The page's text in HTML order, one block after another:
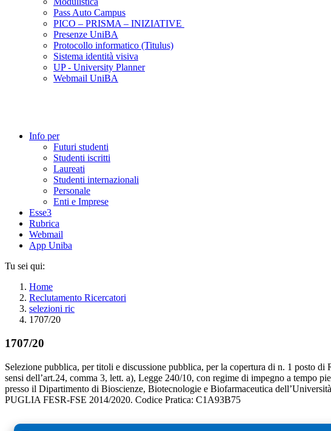
Pass Auto Campus
PICO – PRISMA – INIZIATIVE
Presenze UniBA
Protocollo informatico (Titulus)
Sistema identità visiva
UP - University Planner
Webmail UniBA
Info per
Futuri studenti
Studenti iscritti
Laureati
Studenti internazionali
Personale
Enti e Imprese
Esse3
Rubrica
Webmail
App Uniba
Tu sei qui:
Home
Reclutamento Ricercatori
selezioni ric
1707/20
1707/20
Selezione pubblica, per titoli e discussione pubblica, per la copertura di n. 1 posto
sensi dell’art.24, comma 3, lett. a), Legge 240/10, con regime di impegno a tempo
presso il Dipartimento di Bioscienze, Biotecnologie e Biofarmaceutica
PUGLIA FESR-FSE 2014/2020. Codice Pratica: C1A93B75